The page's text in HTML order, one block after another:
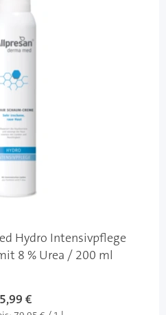
Hydro Intensivpflege
8 % Urea / 200 ml
€